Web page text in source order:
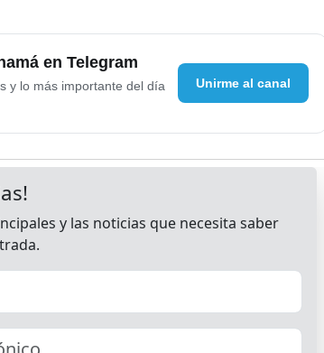
en Telegram
y lo más importante del día
Unirme al canal